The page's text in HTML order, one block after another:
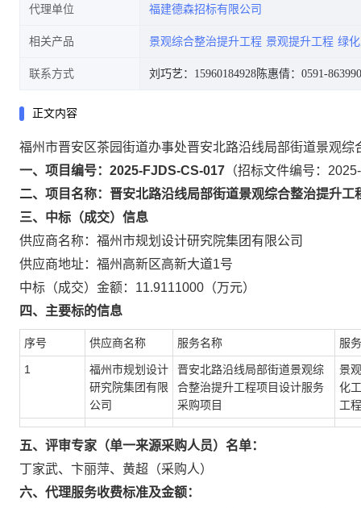
代理单位 福建德森招标有限公司
相关产品 景观综合整治提升工程 景观提升工程 绿
联系方式 刘巧艺：15960184928陈惠倩：0591-
正文内容
福州市晋安区茶园街道办事处晋安北路沿线局部街道景观
一、项目编号：2025-FJDS-CS-017 （招标文件编号：
二、项目名称：晋安北路沿线局部街道景观综合整治提升工
三、中标（成交）信息
供应商名称：福州市规划设计研究院集团有限公司
供应商地址：福州高新区高新大道1号
中标（成交）金额：11.9111000（万元）
四、主要标的信息
序号 供应商名称 服务名称 服
1
福州市规划设计
研究院集团有限
公司
晋安北路沿线局部街道景观综
合整治提升工程项目设计服务
采购项目
景
化
工
五、评审专家（单一来源采购人员）名单：
丁家武、卞丽萍、黄超（采购人）
六、代理服务收费标准及金额：